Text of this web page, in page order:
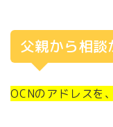
父親から相
OCNのアドレスを